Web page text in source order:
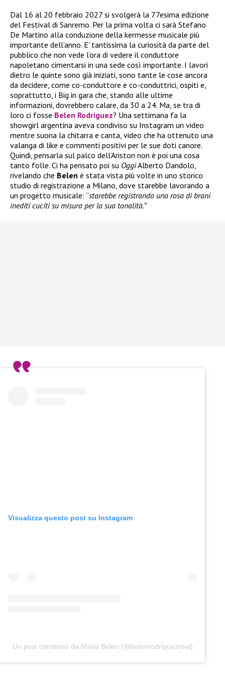
Dal 16 al 20 febbraio 2027 si svolgerà la 77esima edizione
del Festival di Sanremo. Per la prima volta ci sarà Stefano
De Martino alla conduzione della kermesse musicale più
importante dell’anno. E’ tantissima la curiosità da parte del
pubblico che non vede l’ora di vedere il conduttore
napoletano cimentarsi in una sede così importante. I lavori
dietro le quinte sono già iniziati, sono tante le cose ancora
da decidere, come co-conduttore e co-conduttrici, ospiti e,
soprattutto, i Big in gara che, stando alle ultime
informazioni, dovrebbero calare, da 30 a 24. Ma, se tra di
loro ci fosse Belen Rodriguez? Una settimana fa la
showgirl argentina aveva condiviso su Instagram un video
mentre suona la chitarra e canta, video che ha ottenuto una
valanga di like e commenti positivi per le sue doti canore.
Quindi, pensarla sul palco dell’Ariston non è poi una cosa
tanto folle. Ci ha pensato poi su OggiAlberto Dandolo,
rivelando che Belen è stata vista più volte in uno storico
studio di registrazione a Milano, dove starebbe lavorando a
un progetto musicale: “starebbe registrando una rosa di brani
inediti cuciti su misura per la sua tonalità.”
Visualizza questo post su Instagram
Un post condiviso da Maria Belen (@belenrodriguezreal)